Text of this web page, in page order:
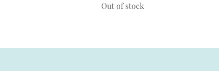
Out of stock